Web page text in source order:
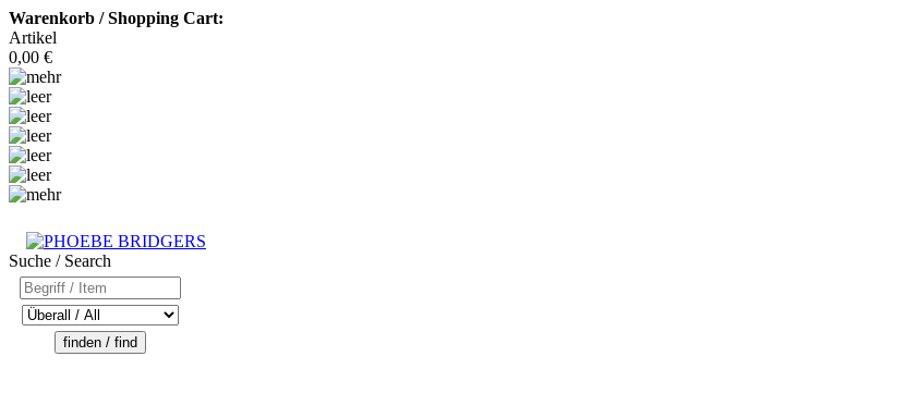
Warenkorb / Shopping Cart:
Artikel
0,00 €
Suche / Search